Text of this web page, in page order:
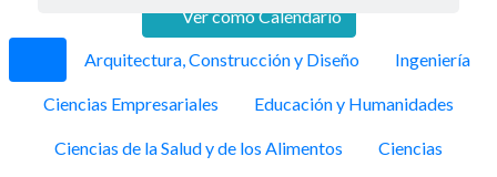
Anterior
Ver como Calendario
Arquitectura, Construcción y Diseño Ingeniería
Ciencias Empresariales Educación y Humanidades
Ciencias de la Salud y de los Alimentos Ciencias